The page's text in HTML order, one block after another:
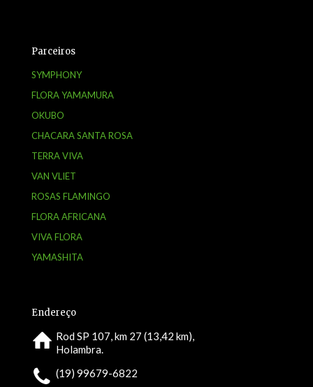
Parceiros
SYMPHONY
FLORA YAMAMURA
OKUBO
CHACARA SANTA ROSA
TERRA VIVA
VAN VLIET
ROSAS FLAMINGO
FLORA AFRICANA
VIVA FLORA
YAMASHITA
Endereço
Rod SP 107, km 27 (13,42 km),
Holambra.
(19) 99679-6822